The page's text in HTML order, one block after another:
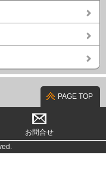
PAGE TOP
お問合せ